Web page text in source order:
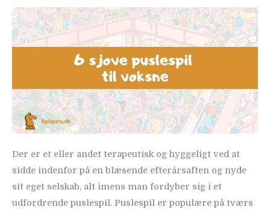
Der er et eller andet terapeutisk og hyggeligt ved at
sidde indenfor på en blæsende efterårsaften og nyde
sit eget selskab, alt imens man fordyber sig i et
udfordrende puslespil. Puslespil er populære på tværs